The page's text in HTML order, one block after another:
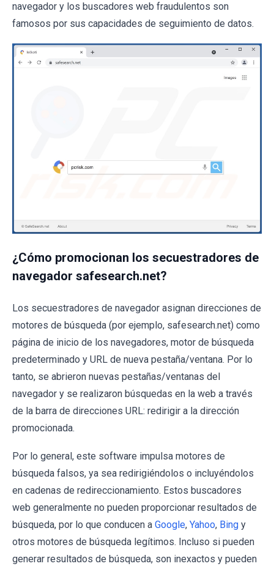
navegador y los buscadores web fraudulentos son
famosos por sus capacidades de seguimiento de datos.
¿Cómo promocionan los secuestradores de
navegador safesearch.net?
Los secuestradores de navegador asignan direcciones de
motores de búsqueda (por ejemplo, safesearch.net) como
página de inicio de los navegadores, motor de búsqueda
predeterminado y URL de nueva pestaña/ventana. Por lo
tanto, se abrieron nuevas pestañas/ventanas del
navegador y se realizaron búsquedas en la web a través
de la barra de direcciones URL: redirigir a la dirección
promocionada.
Por lo general, este software impulsa motores de
búsqueda falsos, ya sea redirigiéndolos o incluyéndolos
en cadenas de redireccionamiento. Estos buscadores
web generalmente no pueden proporcionar resultados de
búsqueda, por lo que conducen a Google, Yahoo, Bing y
otros motores de búsqueda legítimos. Incluso si pueden
generar resultados de búsqueda, son inexactos y pueden